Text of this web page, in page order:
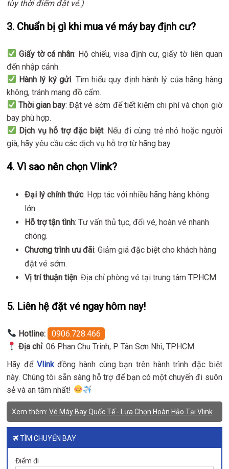
tùy thời điểm đặt vé.)
3. Chuẩn bị gì khi mua vé máy bay định cư?
Giấy tờ cá nhân: Hộ chiếu, visa định cư, giấy tờ liên quan
đến nhập cảnh.
Hành lý ký gửi: Tìm hiểu quy định hành lý của hãng hàng
không, tránh mang đồ cấm.
Thời gian bay: Đặt vé sớm để tiết kiệm chi phí và chọn giờ
bay phù hợp.
Dịch vụ hỗ trợ đặc biệt: Nếu đi cùng trẻ nhỏ hoặc người
già, hãy yêu cầu các dịch vụ hỗ trợ từ hãng bay.
4. Vì sao nên chọn Vlink?
Đại lý chính thức: Hợp tác với nhiều hãng hàng không
lớn.
Hỗ trợ tận tình: Tư vấn thủ tục, đổi vé, hoàn vé nhanh
chóng.
Chương trình ưu đãi: Giảm giá đặc biệt cho khách hàng
đặt vé sớm.
Vị trí thuận tiện: Địa chỉ phòng vé tại trung tâm TP.HCM.
5. Liên hệ đặt vé ngay hôm nay!
Hotline:
0906.728.466
Địa chỉ: 06 Phan Chu Trinh, P Tân Sơn Nhì, TPHCM
Hãy để Vlinkđồng hành cùng bạn trên hành trình đặc biệt
này. Chúng tôi sẵn sàng hỗ trợ để bạn có một chuyến đi suôn
sẻ và an tâm nhất!
Xem thêm:Vé Máy Bay Quốc Tế - Lựa Chọn Hoàn Hảo Tại Vlink
TÌM CHUYẾN BAY
Điểm đi